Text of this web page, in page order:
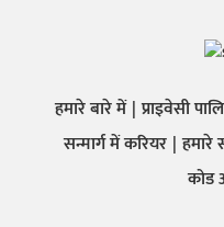
हमारे बारे में प्राइवेसी
सन्मार्ग में करियर हमारे
कोड